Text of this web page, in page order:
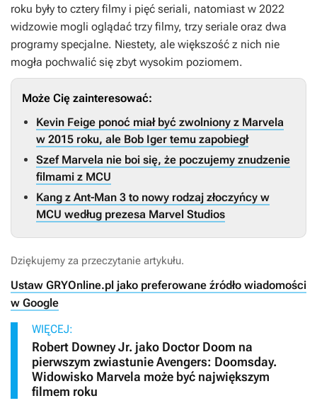
roku były to cztery filmy i pięć seriali, natomiast w 2022
widzowie mogli oglądać trzy filmy, trzy seriale oraz dwa
programy specjalne. Niestety, ale większość z nich nie
mogła pochwalić się zbyt wysokim poziomem.
Może Cię zainteresować:
Kevin Feige ponoć miał być zwolniony z Marvela
w 2015 roku, ale Bob Iger temu zapobiegł
Szef Marvela nie boi się, że poczujemy znudzenie
filmami z MCU
Kang z Ant-Man 3 to nowy rodzaj złoczyńcy w
MCU według prezesa Marvel Studios
Dziękujemy za przeczytanie artykułu.
Ustaw GRYOnline.pl jako preferowane źródło wiadomości
w Google
WIĘCEJ:
Robert Downey Jr. jako Doctor Doom na
pierwszym zwiastunie Avengers: Doomsday.
Widowisko Marvela może być największym
filmem roku